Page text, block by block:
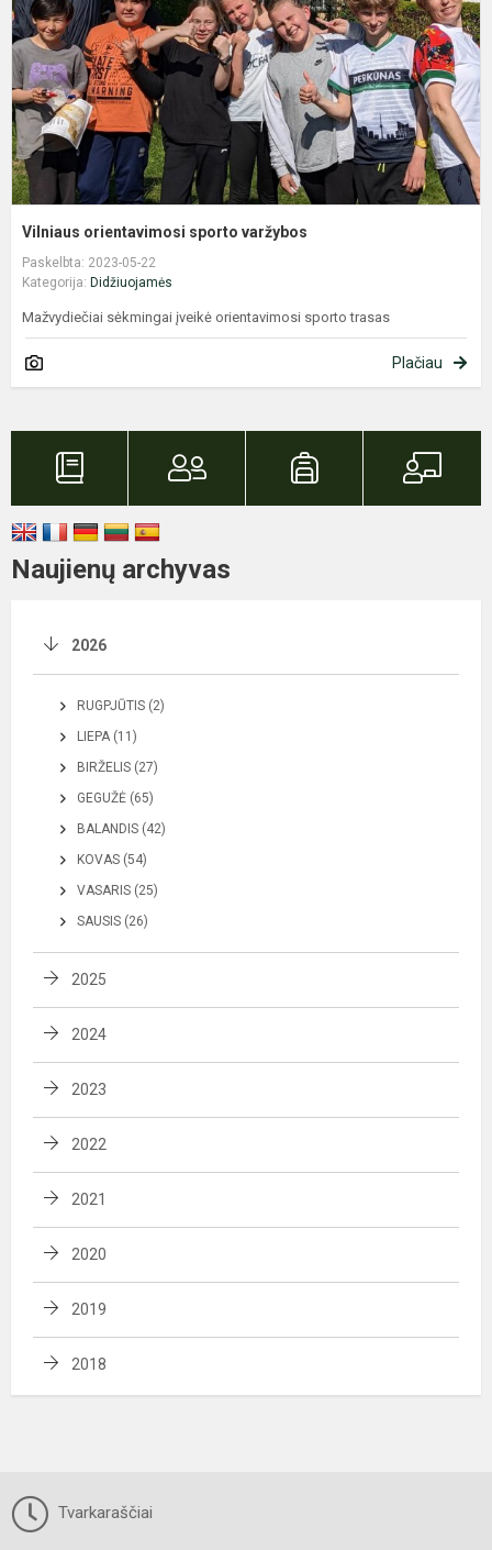
Vilniaus orientavimosi sporto varžybos
Paskelbta: 2023-05-22
Kategorija: Didžiuojamės
Mažvydiečiai sėkmingai įveikė orientavimosi sporto trasas
Plačiau
Naujienų archyvas
2026
RUGPJŪTIS (2)
LIEPA (11)
BIRŽELIS (27)
GEGUŽĖ (65)
BALANDIS (42)
KOVAS (54)
VASARIS (25)
SAUSIS (26)
2025
2024
2023
2022
2021
2020
2019
2018
Tvarkaraščiai